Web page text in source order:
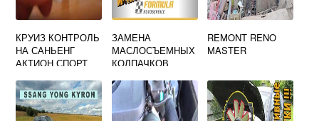
КРУИЗ КОНТРОЛЬ
НА САНЬЕНГ
АКТИОН СПОРТ
ЗАМЕНА
МАСЛОСЪЕМНЫХ
КОЛПАЧКОВ
REMONT RENO
MASTER